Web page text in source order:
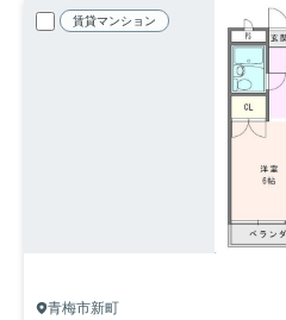
賃貸マンション
青梅市新町